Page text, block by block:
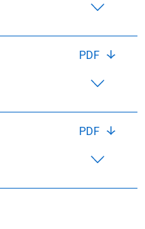
PDF
PDF